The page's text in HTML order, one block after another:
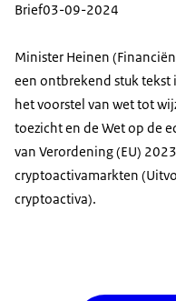
Brief03-09-2024
Minister Heinen
een ontbrekend stuk
het voorstel van wet tot
toezicht en de Wet op de
van Verordening (EU)
cryptoactivamarkten
cryptoactiva).